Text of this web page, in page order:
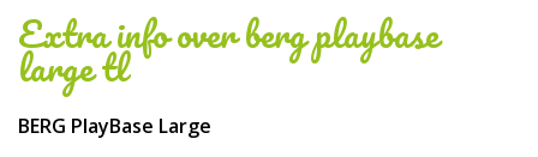
Extra info overberg playbase
large tl
BERG PlayBase Large